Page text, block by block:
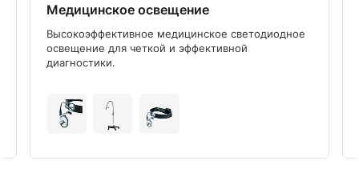
Медицинское освещение
Высокоэффективное медицинское светодиодное
освещение для четкой и эффективной
диагностики.